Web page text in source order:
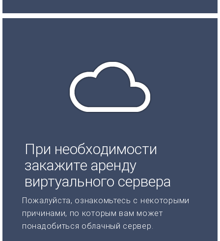
При необходимости
закажите аренду
виртуального сервера
Пожалуйста, ознакомьтесь с некоторыми
причинами, по которым вам может
понадобиться облачный сервер.